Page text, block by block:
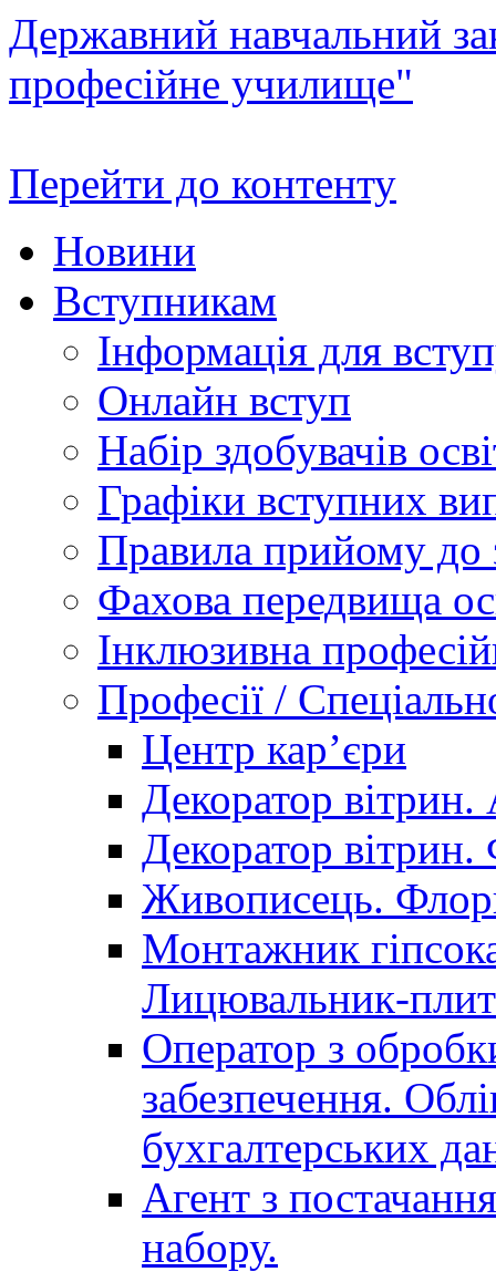
Державний навчальний
професійне училище"
Перейти до контенту
Новини
Вступникам
Інформація для
Онлайн вступ
Набір здобувачів
Графіки вступних
Правила прийому до
Фахова передвища
Інклюзивна
Професії /
Центр кар’єри
Декоратор вітрин.
Декоратор вітрин.
Живописець.
Монтажник
Лицювальник-
Оператор з
забезпечення.
бухгалтерських
Агент з
набору.